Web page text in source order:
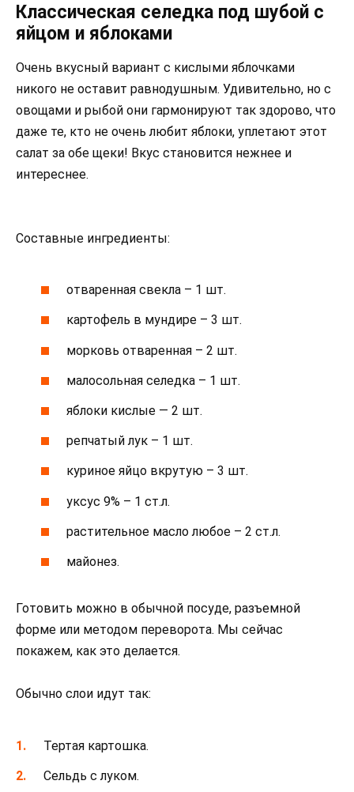
Классическая селедка под шубой с
яйцом и яблоками
Очень вкусный вариант с кислыми яблочками
никого не оставит равнодушным. Удивительно, но с
овощами и рыбой они гармонируют так здорово, что
даже те, кто не очень любит яблоки, уплетают этот
салат за обе щеки! Вкус становится нежнее и
интереснее.
Составные ингредиенты:
отваренная свекла – 1 шт.
картофель в мундире – 3 шт.
морковь отваренная – 2 шт.
малосольная селедка – 1 шт.
яблоки кислые — 2 шт.
репчатый лук – 1 шт.
куриное яйцо вкрутую – 3 шт.
уксус 9% – 1 ст.л.
растительное масло любое – 2 ст.л.
майонез.
Готовить можно в обычной посуде, разъемной
форме или методом переворота. Мы сейчас
покажем, как это делается.
Обычно слои идут так:
Тертая картошка.
Сельдь с луком.